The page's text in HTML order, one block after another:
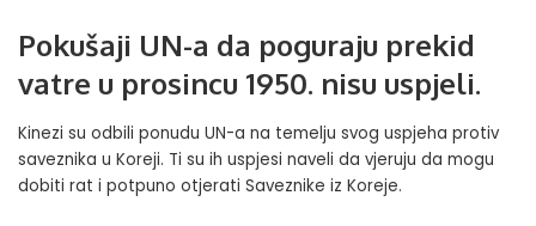
Pokušaji UN-a da poguraju prekid
vatre u prosincu 1950. nisu uspjeli.
Kinezi su odbili ponudu UN-a na temelju svog uspjeha protiv
saveznika u Koreji. Ti su ih uspjesi naveli da vjeruju da mogu
dobiti rat i potpuno otjerati Saveznike iz Koreje.